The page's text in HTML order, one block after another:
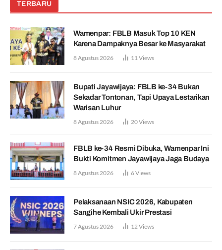
TERBARU
Wamenpar: FBLB Masuk Top 10 KEN
Karena Dampaknya Besar ke Masyarakat
8 Agustus 2026 11Views
Bupati Jayawijaya: FBLB ke-34 Bukan
Sekadar Tontonan, Tapi Upaya Lestarikan
Warisan Luhur
8 Agustus 2026 20Views
FBLB ke-34 Resmi Dibuka, Wamenpar Ini
Bukti Komitmen Jayawijaya Jaga Budaya
8 Agustus 2026 6Views
Pelaksanaan NSIC 2026, Kabupaten
Sangihe Kembali Ukir Prestasi
7 Agustus 2026 12Views